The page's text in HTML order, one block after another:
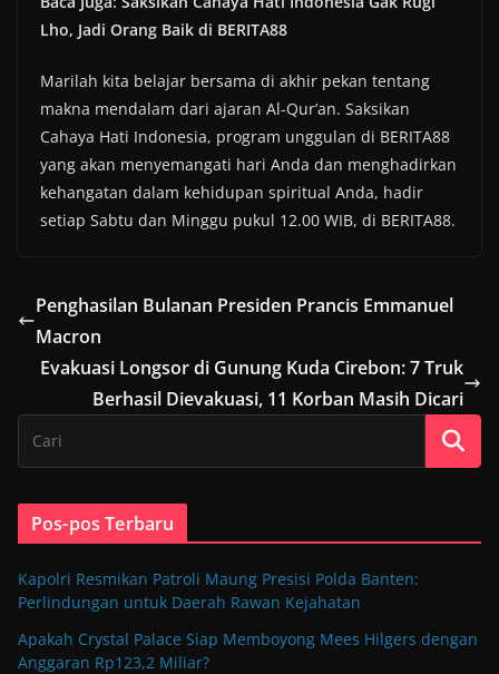
Lho, Jadi Orang Baik di BERITA88
Marilah kita belajar bersama di akhir pekan tentang
makna mendalam dari ajaran Al-Qur’an. Saksikan
Cahaya Hati Indonesia, program unggulan di BERITA88
yang akan menyemangati hari Anda dan menghadirkan
kehangatan dalam kehidupan spiritual Anda, hadir
setiap Sabtu dan Minggu pukul 12.00 WIB, di BERITA88.
Penghasilan Bulanan Presiden Prancis Emmanuel
Macron
Evakuasi Longsor di Gunung Kuda Cirebon: 7 Truk
Berhasil Dievakuasi, 11 Korban Masih Dicari
Pos-pos Terbaru
Kapolri Resmikan Patroli Maung Presisi Polda Banten:
Perlindungan untuk Daerah Rawan Kejahatan
Apakah Crystal Palace Siap Memboyong Mees Hilgers dengan
Anggaran Rp123,2 Miliar?